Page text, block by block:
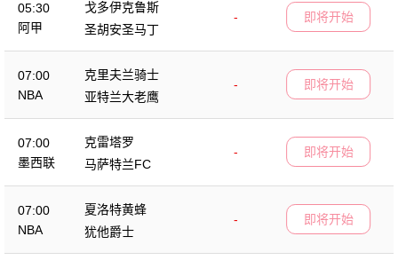
05:30
阿甲
戈多伊克鲁斯
-
圣胡安圣马丁
即将开始
07:00
NBA
克里夫兰骑士
-
亚特兰大老鹰
即将开始
07:00
墨西联
克雷塔罗
-
马萨特兰FC
即将开始
07:00
NBA
夏洛特黄蜂
-
犹他爵士
即将开始